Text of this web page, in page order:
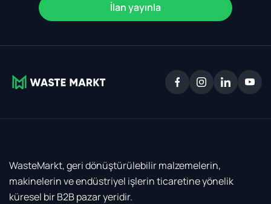
İlan yayınla
WasteMarkt, geri dönüştürülebilir malzemelerin,
makinelerin ve endüstriyel işlerin ticaretine yönelik
küresel bir B2B pazar yeridir.